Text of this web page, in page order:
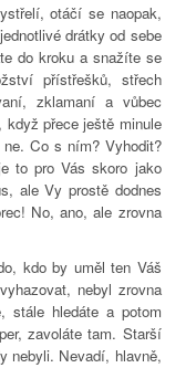
otáčí se naopak,
drátky od sebe
do kroku a snažíte se
přístřešků, střech
zklamaní a vůbec
přece ještě minule
Co s ním? Vyhodit?
to pro Vás skoro jako
ale Vy prostě dodnes
No, ano, ale zrovna
kdo by uměl ten Váš
nebyl zrovna
stále hledáte a potom
zavoláte tam. Starší
nebyli. Nevadí, hlavně,